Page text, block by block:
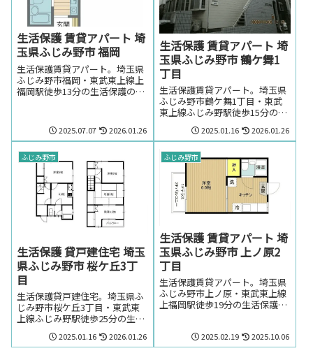
生活保護 賃貸アパート 埼
玉県ふじみ野市 福岡
生活保護賃貸アパート。埼玉県
ふじみ野市福岡・東武東上線上
福岡駅徒歩13分の生活保護の方
上福岡駅周辺のお部屋を探しの
方はお気軽にお問い合わせくだ
2025.07.07 2026.01.26
生活保護 賃貸アパート 埼
玉県ふじみ野市 鶴ケ舞1
丁目
生活保護賃貸アパート。埼玉県
ふじみ野市鶴ケ舞1丁目・東武
東上線ふじみ野駅徒歩15分の生
活保護の方でも賃貸可能なアパ
ート。埼玉県ふじみ野市鶴ケ舞
1丁目・東武東上線ふじみ野駅
周辺のお部屋を探しの方はお気
軽にお問い合わせください。
2025.01.16 2026.01.26
ふじみ野市
生活保護 貸戸建住宅 埼玉
県ふじみ野市 桜ケ丘3丁
目
生活保護貸戸建住宅。埼玉県ふ
じみ野市桜ケ丘3丁目・東武東
上線ふじみ野駅徒歩25分の生活
保護の方でも賃貸可能なアパー
ト。生活保護の方で埼玉県ふじ
み野市桜ケ丘3丁目・東武東上
2025.01.16 2026.01.26
ふじみ野市
生活保護 賃貸アパート 埼
玉県ふじみ野市 上ノ原2
丁目
生活保護賃貸アパート。埼玉県
ふじみ野市上ノ原・東武東上線
上福岡駅徒歩19分の生活保護の
上線上福岡駅周辺のお部屋を探
しの方はお気軽にお問い合わせ
2025.02.19 2025.10.06